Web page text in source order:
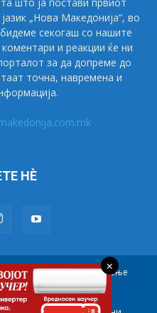
„Нова Македонија“, во
секогаш со нашите
и реакции ќе ни
за да допреме до
точна, навремена и
НÈ
Правила на користење
×